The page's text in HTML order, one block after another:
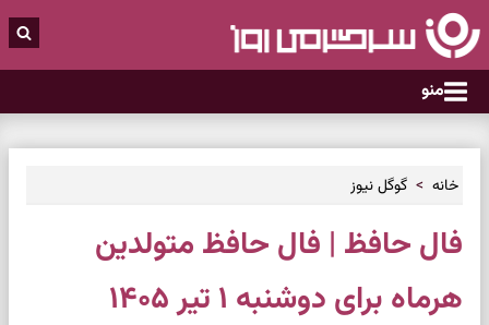
منو
خانه گوگل نیوز
فال حافظ | فال حافظ متولدین
هرماه برای دوشنبه ۱ تیر ۱۴۰۵